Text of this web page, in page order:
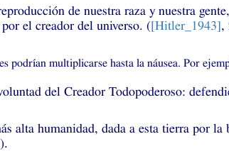
de nuestra raza y nuestra
el creador del universo. ([Hitler_1943],
podrían multiplicarse hasta la náusea. Por
del Creador Todopoderoso:
alta humanidad, dada a esta tierra por